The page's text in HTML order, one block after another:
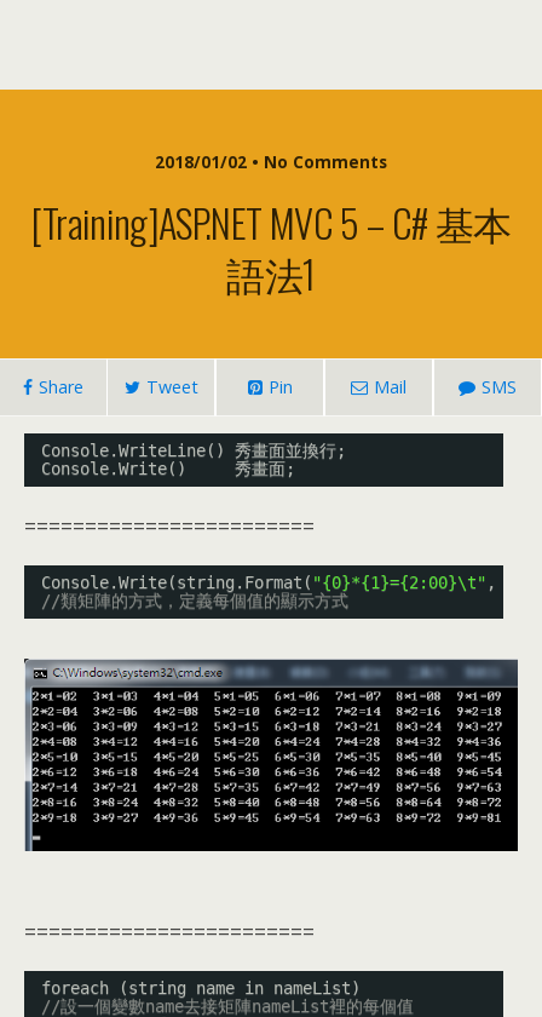
2018/01/02 • No Comments
[training]ASP.NET MVC 5 –C# 基本
語法1
Share Tweet Pin Mail SMS
Console.WriteLine() 秀畫面並換行;
Console.Write()     秀畫面;
========================
Console.Write(string.Format( "{0}*{1}={2:00}\t" , j,
//類矩陣的方式，定義每個值的顯示方式
========================
foreach (string name in nameList)
//設一個變數name去接矩陣nameList裡的每個值